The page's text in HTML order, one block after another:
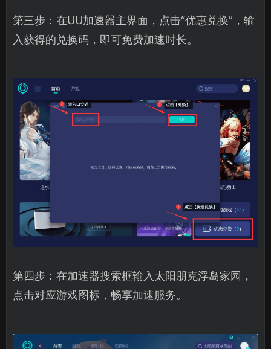
第三步：在UU加速器主界面，点击“优惠兑换”，输
入获得的兑换码，即可免费加速时长。
第四步：在加速器搜索框输入太阳朋克浮岛家园，
点击对应游戏图标，畅享加速服务。